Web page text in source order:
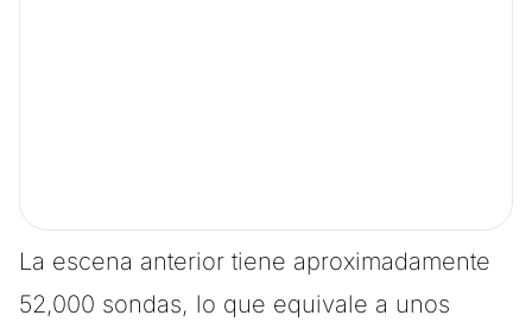
La escena anterior tiene aproximadamente
52,000 sondas, lo que equivale a unos